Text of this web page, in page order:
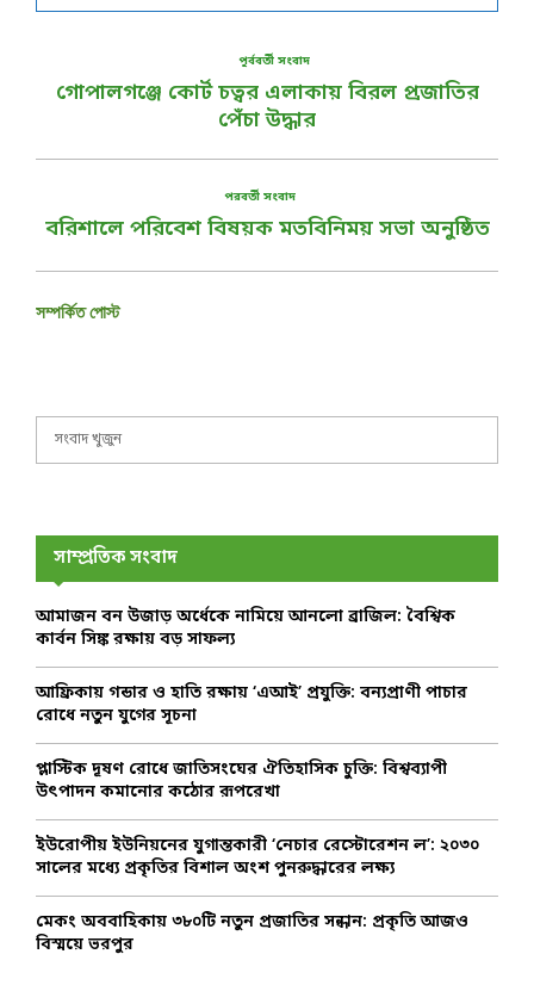
পূর্ববর্তী সংবাদ
গোপালগঞ্জে কোর্ট চত্বর এলাকায় বিরল প্রজাতির
পেঁচা উদ্ধার
পরবর্তী সংবাদ
বরিশালে পরিবেশ বিষয়ক মতবিনিময় সভা অনুষ্ঠিত
সম্পর্কিত পোস্ট
f
r
A
R
সাম্প্রতিক সংবাদ
আমাজন বন উজাড় অর্ধেকে নামিয়ে আনলো ব্রাজিল: বৈশ্বিক
কার্বন সিঙ্ক রক্ষায় বড় সাফল্য
আফ্রিকায় গন্ডার ও হাতি রক্ষায় ‘এআই’ প্রযুক্তি: বন্যপ্রাণী পাচার
রোধে নতুন যুগের সূচনা
প্লাস্টিক দূষণ রোধে জাতিসংঘের ঐতিহাসিক চুক্তি: বিশ্বব্যাপী
উৎপাদন কমানোর কঠোর রূপরেখা
ইউরোপীয় ইউনিয়নের যুগান্তকারী ‘নেচার রেস্টোরেশন ল’: ২০৩০
সালের মধ্যে প্রকৃতির বিশাল অংশ পুনরুদ্ধারের লক্ষ্য
মেকং অববাহিকায় ৩৮০টি নতুন প্রজাতির সন্ধান: প্রকৃতি আজও
বিস্ময়ে ভরপুর